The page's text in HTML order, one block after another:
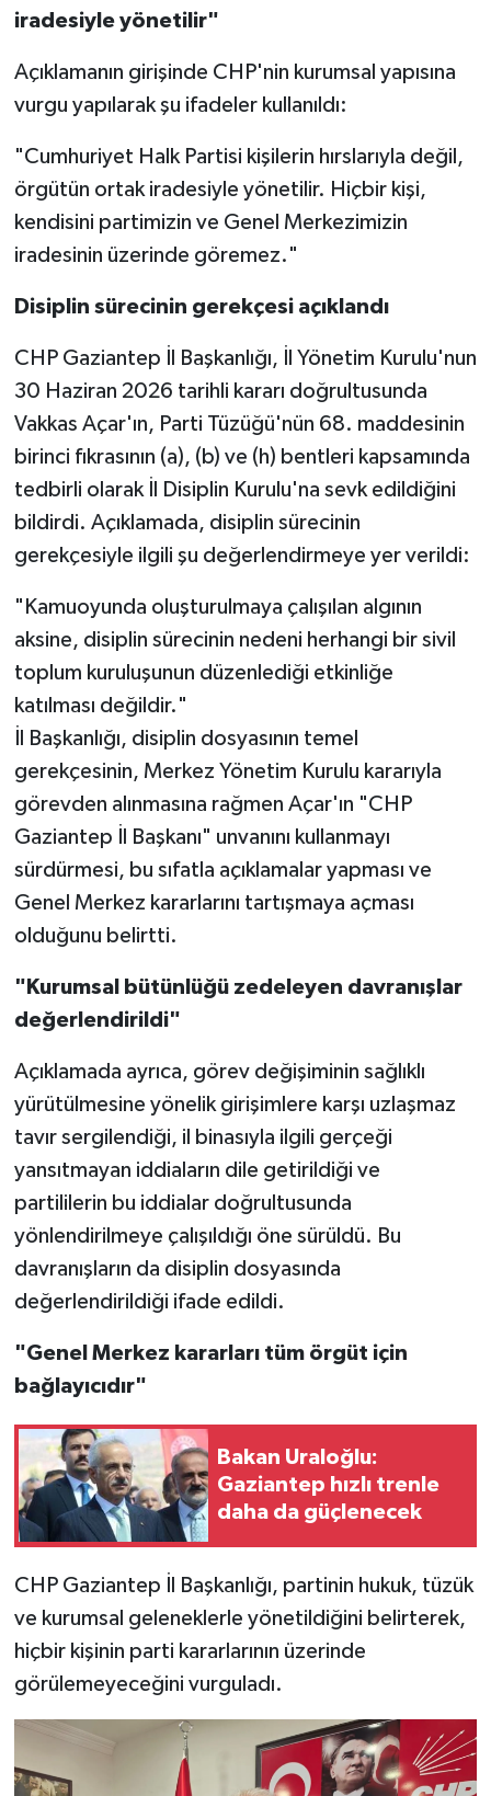
iradesiyle yönetilir"
Açıklamanın girişinde CHP'nin kurumsal yapısına
vurgu yapılarak şu ifadeler kullanıldı:
"Cumhuriyet Halk Partisi kişilerin hırslarıyla değil,
örgütün ortak iradesiyle yönetilir. Hiçbir kişi,
kendisini partimizin ve Genel Merkezimizin
iradesinin üzerinde göremez."
Disiplin sürecinin gerekçesi açıklandı
CHP Gaziantep İl Başkanlığı, İl Yönetim Kurulu'nun
30 Haziran 2026 tarihli kararı doğrultusunda
Vakkas Açar'ın, Parti Tüzüğü'nün 68. maddesinin
birinci fıkrasının (a), (b) ve (h) bentleri kapsamında
tedbirli olarak İl Disiplin Kurulu'na sevk edildiğini
bildirdi. Açıklamada, disiplin sürecinin
gerekçesiyle ilgili şu değerlendirmeye yer verildi:
"Kamuoyunda oluşturulmaya çalışılan algının
aksine, disiplin sürecinin nedeni herhangi bir sivil
toplum kuruluşunun düzenlediği etkinliğe
katılması değildir."
İl Başkanlığı, disiplin dosyasının temel
gerekçesinin, Merkez Yönetim Kurulu kararıyla
görevden alınmasına rağmen Açar'ın "CHP
Gaziantep İl Başkanı" unvanını kullanmayı
sürdürmesi, bu sıfatla açıklamalar yapması ve
Genel Merkez kararlarını tartışmaya açması
olduğunu belirtti.
"Kurumsal bütünlüğü zedeleyen davranışlar
değerlendirildi"
Açıklamada ayrıca, görev değişiminin sağlıklı
yürütülmesine yönelik girişimlere karşı uzlaşmaz
tavır sergilendiği, il binasıyla ilgili gerçeği
yansıtmayan iddiaların dile getirildiği ve
partililerin bu iddialar doğrultusunda
yönlendirilmeye çalışıldığı öne sürüldü. Bu
davranışların da disiplin dosyasında
değerlendirildiği ifade edildi.
"Genel Merkez kararları tüm örgüt için
bağlayıcıdır"
Bakan Uraloğlu:
Gaziantep hızlı trenle
daha da güçlenecek
CHP Gaziantep İl Başkanlığı, partinin hukuk, tüzük
ve kurumsal geleneklerle yönetildiğini belirterek,
hiçbir kişinin parti kararlarının üzerinde
görülemeyeceğini vurguladı.